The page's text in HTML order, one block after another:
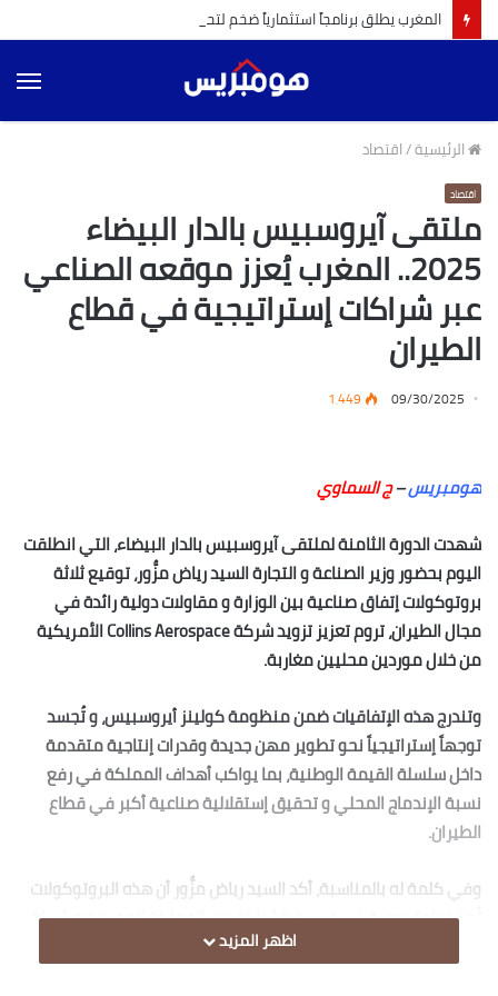
الرئيسية/اقتصاد
اقتصاد
ملتقى آيروسبيس بالدار البيضاء
2025.. المغرب يُعزز موقعه الصناعي
عبر شراكات إستراتيجية في قطاع
الطيران
09/30/2025 1٬449
هومبريس–ج السماوي
شهدت الدورة الثامنة لملتقى آيروسبيس بالدار البيضاء، التي انطلقت
اليوم بحضور وزير الصناعة و التجارة السيد رياض مزُّور، توقيع ثلاثة
بروتوكولات إتفاق صناعية بين الوزارة و مقاولات دولية رائدة في
مجال الطيران، تروم تعزيز تزويد شركة Collins Aerospace الأمريكية
من خلال موردين محليين مغاربة.
وتندرج هذه الإتفاقيات ضمن منظومة كولينز أيروسبيس، و تُجسد
توجهاً إستراتيجياً نحو تطوير مهن جديدة وقدرات إنتاجية متقدمة
داخل سلسلة القيمة الوطنية، بما يواكب أهداف المملكة في رفع
نسبة الإندماج المحلي و تحقيق إستقلالية صناعية أكبر في قطاع
الطيران.
وفي كلمة له بالمناسبة، أكد السيد رياض مزُّور أن هذه البروتوكولات
تُعد خطوة نوعية في ترسيخ الشراكة بين المملكة المغربية و شركة
كولينز أيروسبيس، كما تُكرّس منظومة إمداد مندمجة قادرة على
اظهر المزيد